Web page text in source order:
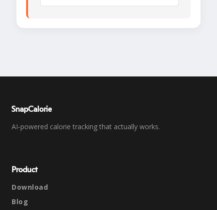
SnapCalorie
AI-powered calorie tracking that actually works.
Product
Download
Blog